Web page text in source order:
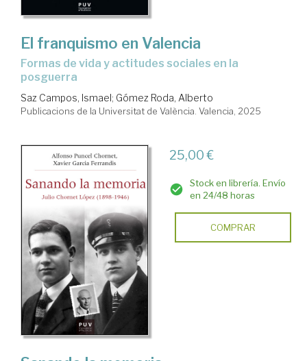
El franquismo en Valencia
formas de vida y actitudes sociales en la
posguerra
Saz Campos, Ismael; Gómez Roda, Alberto
Publicacions de la Universitat de València. Valencia, 2025
25,00 €
Stock en librería. Envío
en 24/48 horas
COMPRAR